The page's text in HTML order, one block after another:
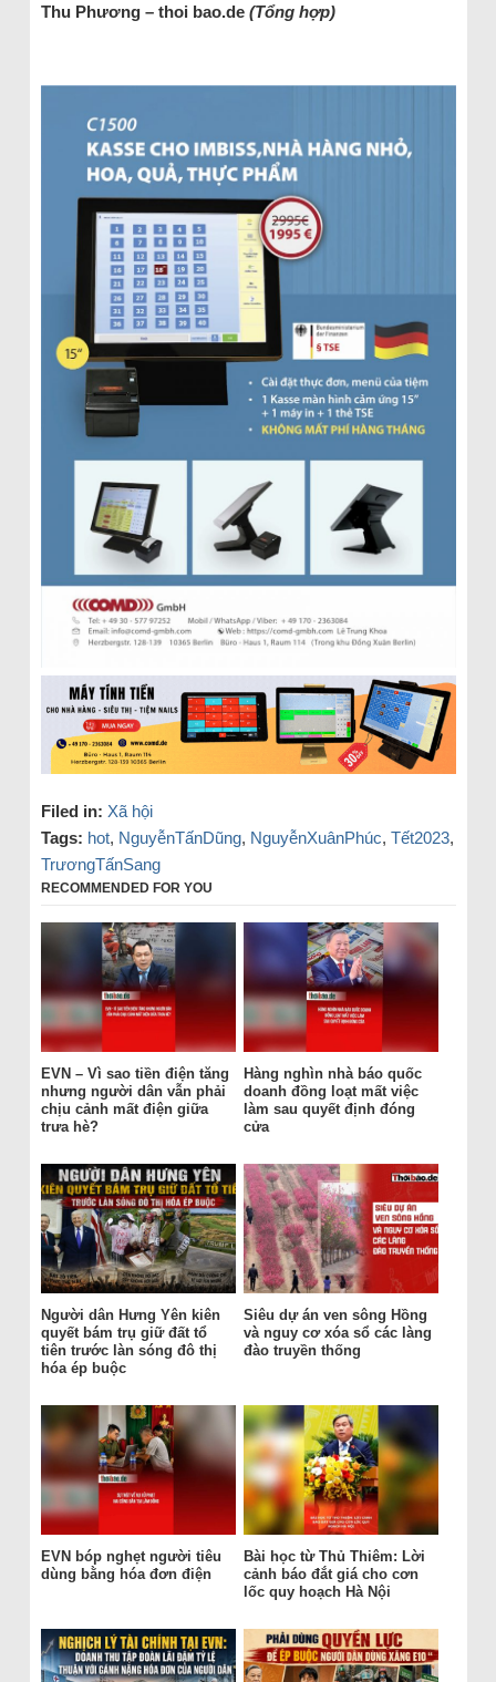
Thu Phương – thoi bao.de (Tổng hợp)
Filed in: Xã hội
Tags: hot, NguyễnTấnDũng, NguyễnXuânPhúc, Tết2023,
TrươngTấnSang
RECOMMENDED FOR YOU
EVN – Vì sao tiền điện tăng
nhưng người dân vẫn phải
chịu cảnh mất điện giữa
trưa hè?
Hàng nghìn nhà báo quốc
doanh đồng loạt mất việc
làm sau quyết định đóng
cửa
Người dân Hưng Yên kiên
quyết bám trụ giữ đất tổ
tiên trước làn sóng đô thị
hóa ép buộc
Siêu dự án ven sông Hồng
và nguy cơ xóa sổ các làng
đào truyền thống
EVN bóp nghẹt người tiêu
dùng bằng hóa đơn điện
Bài học từ Thủ Thiêm: Lời
cảnh báo đắt giá cho cơn
lốc quy hoạch Hà Nội